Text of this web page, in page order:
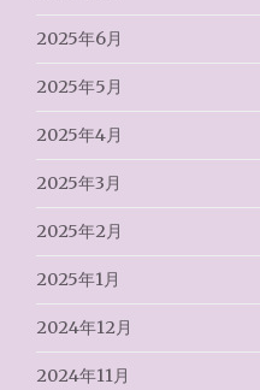
2025年6月
2025年5月
2025年4月
2025年3月
2025年2月
2025年1月
2024年12月
2024年11月